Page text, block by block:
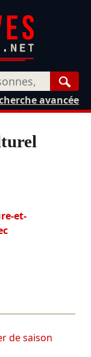
avancée
et-
de saison